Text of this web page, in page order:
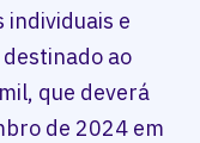
e
ao
que deverá
de 2024 em